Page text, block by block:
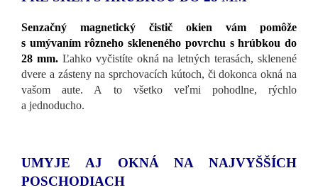
Senzačný magnetický čistič okien vám pomôže
s umývaním rôzneho skleneného povrchu s hrúbkou do
28 mm.Ľahko vyčistíte okná na letných terasách, sklenené
dvere a zásteny na sprchovacích kútoch, či dokonca okná na
vašom aute. A to všetko veľmi pohodlne, rýchlo
a jednoducho.
UMYJE AJ OKNÁ NA NAJVYŠŠÍCH
POSCHODIACH